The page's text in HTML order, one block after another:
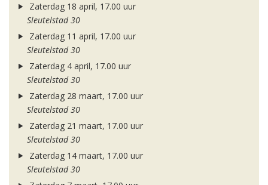
Zaterdag 18 april, 17.00 uur
Sleutelstad 30
Zaterdag 11 april, 17.00 uur
Sleutelstad 30
Zaterdag 4 april, 17.00 uur
Sleutelstad 30
Zaterdag 28 maart, 17.00 uur
Sleutelstad 30
Zaterdag 21 maart, 17.00 uur
Sleutelstad 30
Zaterdag 14 maart, 17.00 uur
Sleutelstad 30